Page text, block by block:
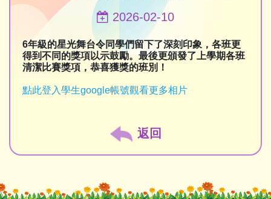
2026-02-10
6年級的星光舞台令同學們留下了深刻印象，各班更
得到不同的獎項以示鼓勵。最後更頒發了上學期各班
清潔比賽獎項，恭喜獲獎的班別！
點此登入學生google帳號觀看更多相片
返回